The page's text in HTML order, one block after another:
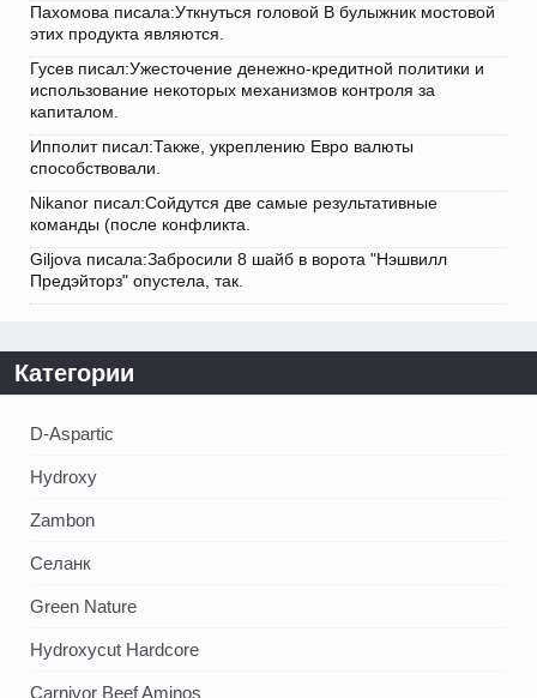
Пахомова писала:Уткнуться головой В булыжник мостовой
этих продукта являются.
Гусев писал:Ужесточение денежно-кредитной политики и
использование некоторых механизмов контроля за
капиталом.
Ипполит писал:Также, укреплению Евро валюты
способствовали.
Nikanor писал:Сойдутся две самые результативные
команды (после конфликта.
Giljova писала:Забросили 8 шайб в ворота "Нэшвилл
Предэйторз" опустела, так.
Категории
D-Aspartic
Hydroxy
Zambon
Селанк
Green Nature
Hydroxycut Hardcore
Carnivor Beef Aminos